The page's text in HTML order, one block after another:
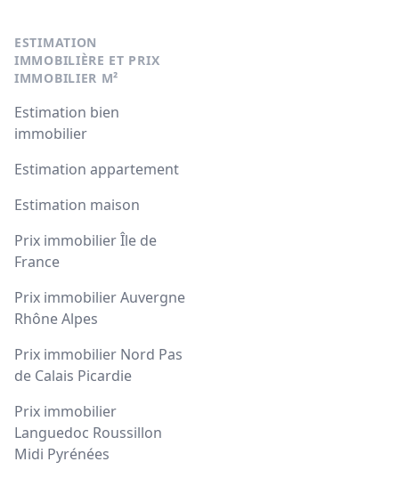
ESTIMATION
IMMOBILIÈRE ET PRIX
IMMOBILIER M²
Estimation bien
immobilier
Estimation appartement
Estimation maison
Prix immobilier Île de
France
Prix immobilier Auvergne
Rhône Alpes
Prix immobilier Nord Pas
de Calais Picardie
Prix immobilier
Languedoc Roussillon
Midi Pyrénées